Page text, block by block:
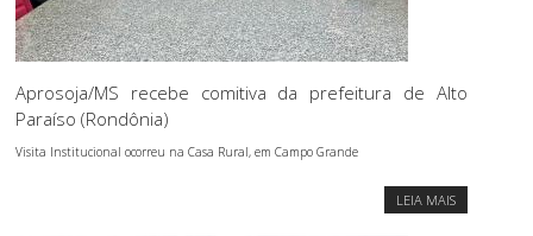
Aprosoja/MS recebe comitiva da prefeitura de Alto
Paraíso (Rondônia)
Visita Institucional ocorreu na Casa Rural, em Campo Grande
LEIA MAIS